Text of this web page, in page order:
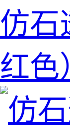
仿石
红色